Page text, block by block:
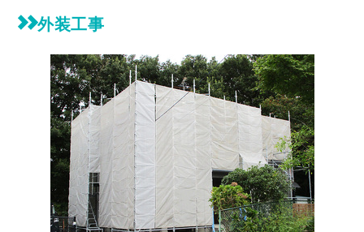
外装工事